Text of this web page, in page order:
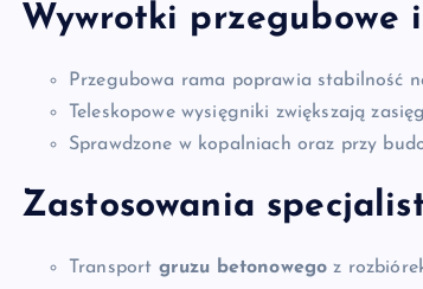
Wywrotki przegubowe
Przegubowa rama poprawia stabilność
Teleskopowe wysięgniki zwiększają
Sprawdzone w kopalniach oraz przy
Zastosowania
Transport gruzu betonowego z